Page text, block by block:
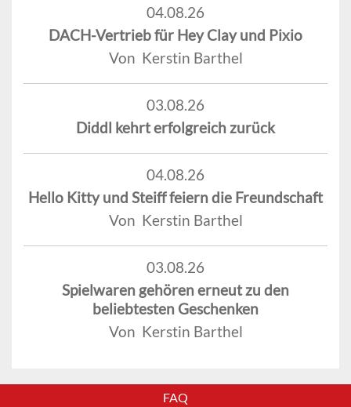
04.08.26
DACH-Vertrieb für Hey Clay und Pixio
Von Kerstin Barthel
03.08.26
Diddl kehrt erfolgreich zurück
04.08.26
Hello Kitty und Steiff feiern die Freundschaft
Von Kerstin Barthel
03.08.26
Spielwaren gehören erneut zu den
beliebtesten Geschenken
Von Kerstin Barthel
FAQ